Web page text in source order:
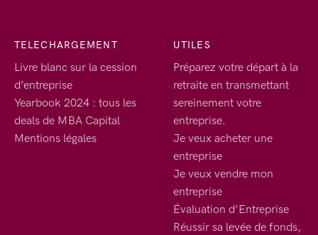
TELECHARGEMENT
Livre blanc sur la cession
d’entreprise
Yearbook 2024 : tous les
deals de MBA Capital
Mentions légales
UTILES
Préparez votre départ à la
retraite en transmettant
sereinement votre
entreprise.
Je veux acheter une
entreprise
Je veux vendre mon
entreprise
Évaluation d’Entreprise
Réussir sa levée de fonds,